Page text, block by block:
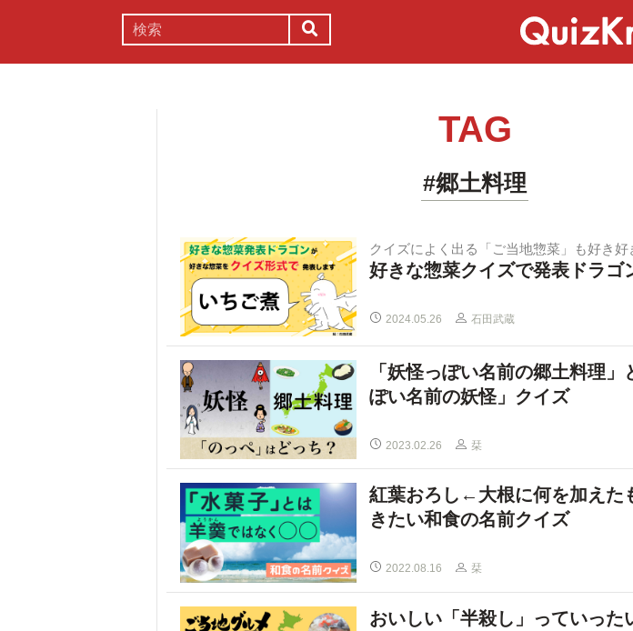
TAG
#郷土料理
クイズによく出る「ご当地惣菜」も好き好
好きな惣菜クイズで発表ドラゴ
2024.05.26 石田武蔵
「妖怪っぽい名前の郷土料理」
ぽい名前の妖怪」クイズ
2023.02.26 栞
紅葉おろし←大根に何を加えた
きたい和食の名前クイズ
2022.08.16 栞
おいしい「半殺し」っていった